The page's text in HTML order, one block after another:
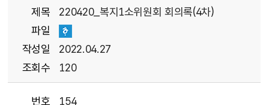
제목
220420_복지1소위원회 회의록(4차)
파일
작성일
2022.04.27
조회수
120
번호
154